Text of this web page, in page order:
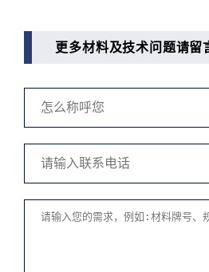
更多材料及技术问题请留